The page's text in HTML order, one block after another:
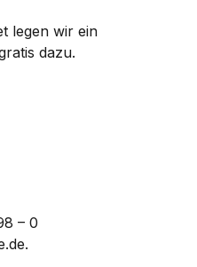
legen wir ein
dazu.
– 0